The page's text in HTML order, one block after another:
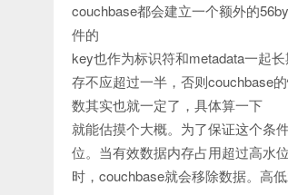
couchbase都会建立一个额外的
件的
key也作为标识符和metadata一起
存不应超过一半，否则couchbase
数其实也就一定了，具体算一下
就能估摸个大概。为了保证这个条
位。当有效数据内存占用超过高水位
时，couchbase就会移除数据。高低